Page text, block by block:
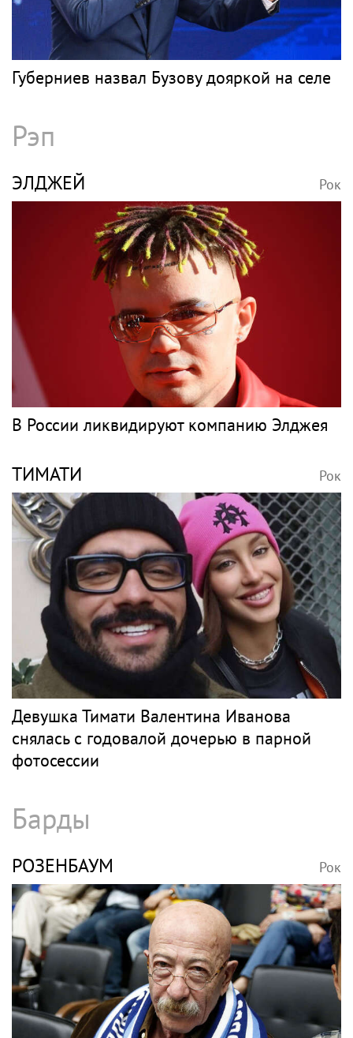
Губерниев назвал Бузову дояркой на селе
Рэп
ЭЛДЖЕЙ Рок
В России ликвидируют компанию Элджея
ТИМАТИ Рок
Девушка Тимати Валентина Иванова
снялась с годовалой дочерью в парной
фотосессии
Барды
РОЗЕНБАУМ Рок